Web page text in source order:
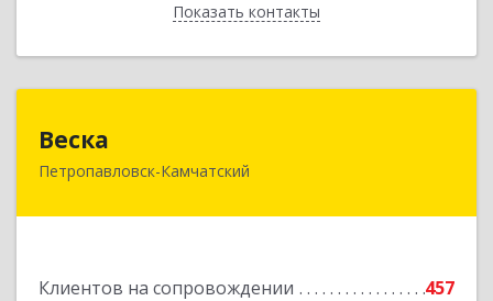
Показать контакты
Назад
Веска
Петропавловск-Камчатский
Клиентов на сопровождении
457
683031, Камчатский край, Петропавловск-
Подробнее